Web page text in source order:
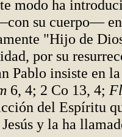
modo ha
su cuerpo—
"Hijo de
por su
Pablo insiste en
6, 4; 2 Co 13, 4;
del Espíritu
y la ha